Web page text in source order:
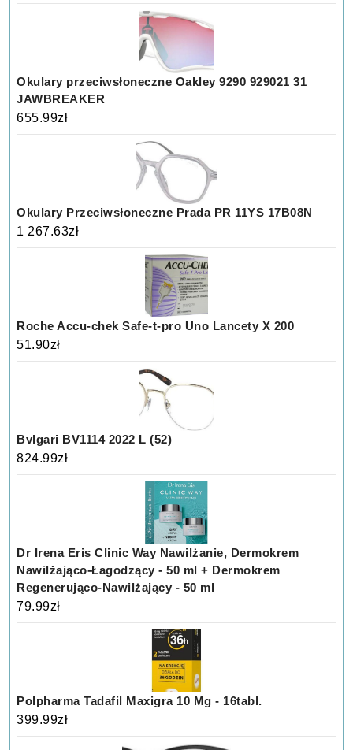
Okulary przeciwsłoneczne Oakley 9290 929021 31
JAWBREAKER
655.99zł
Okulary Przeciwsłoneczne Prada PR 11YS 17B08N
1 267.63zł
Roche Accu-chek Safe-t-pro Uno Lancety X 200
51.90zł
Bvlgari BV1114 2022 L (52)
824.99zł
Dr Irena Eris Clinic Way Nawilżanie, Dermokrem
Nawilżająco-Łagodzący - 50 ml + Dermokrem
Regenerująco-Nawilżający - 50 ml
79.99zł
Polpharma Tadafil Maxigra 10 Mg - 16tabl.
399.99zł